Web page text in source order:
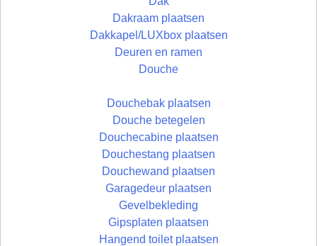
Dakraam plaatsen
Dakkapel/LUXbox plaatsen
Deuren en ramen
Douche
Douchebak plaatsen
Douche betegelen
Douchecabine plaatsen
Douchestang plaatsen
Douchewand plaatsen
Garagedeur plaatsen
Gevelbekleding
Gipsplaten plaatsen
Hangend toilet plaatsen